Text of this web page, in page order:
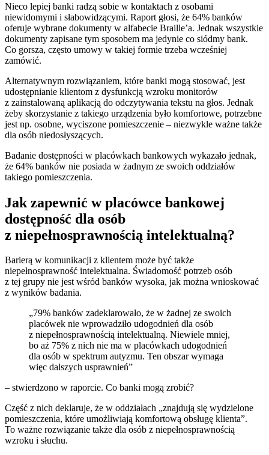
Nieco lepiej banki radzą sobie w kontaktach z osobami
niewidomymi i słabowidzącymi. Raport głosi, że 64% banków
oferuje wybrane dokumenty w alfabecie Braille’a. Jednak wszystkie
dokumenty zapisane tym sposobem ma jedynie co siódmy bank.
Co gorsza, często umowy w takiej formie trzeba wcześniej
zamówić.
Alternatywnym rozwiązaniem, które banki mogą stosować, jest
udostępnianie klientom z dysfunkcją wzroku monitorów
z zainstalowaną aplikacją do odczytywania tekstu na głos. Jednak
żeby skorzystanie z takiego urządzenia było komfortowe, potrzebne
jest np. osobne, wyciszone pomieszczenie – niezwykle ważne także
dla osób niedosłyszących.
Badanie dostępności w placówkach bankowych wykazało jednak,
że 64% banków nie posiada w żadnym ze swoich oddziałów
takiego pomieszczenia.
Jak zapewnić w placówce bankowej
dostępność dla osób
z niepełnosprawnością intelektualną?
Barierą w komunikacji z klientem może być także
niepełnosprawność intelektualna. Świadomość potrzeb osób
z tej grupy nie jest wśród banków wysoka, jak można wnioskować
z wyników badania.
„79% banków zadeklarowało, że w żadnej ze swoich
placówek nie wprowadziło udogodnień dla osób
z niepełnosprawnością intelektualną. Niewiele mniej,
bo aż 75% z nich nie ma w placówkach udogodnień
dla osób w spektrum autyzmu. Ten obszar wymaga
więc dalszych usprawnień”
– stwierdzono w raporcie. Co banki mogą zrobić?
Część z nich deklaruje, że w oddziałach „znajdują się wydzielone
pomieszczenia, które umożliwiają komfortową obsługę klienta”.
To ważne rozwiązanie także dla osób z niepełnosprawnością
wzroku i słuchu.